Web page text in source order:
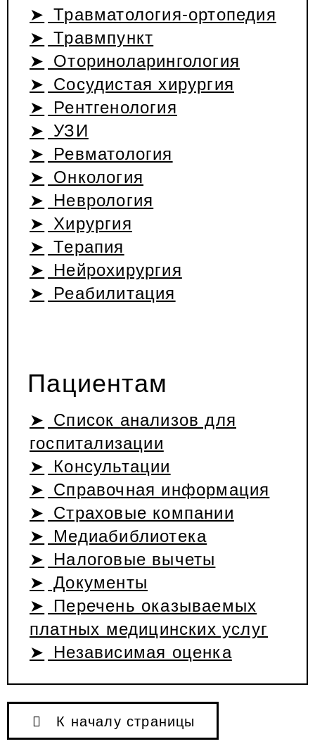
Травматология-ортопедия
Травмпункт
Оториноларингология
Сосудистая хирургия
Рентгенология
УЗИ
Ревматология
Онкология
Неврология
Хирургия
Терапия
Нейрохирургия
Реабилитация
Пациентам
Список анализов для
госпитализации
Консультации
Справочная информация
Страховые компании
Медиабиблиотека
Налоговые вычеты
Документы
Перечень оказываемых
платных медицинских услуг
Независимая оценка
К началу страницы